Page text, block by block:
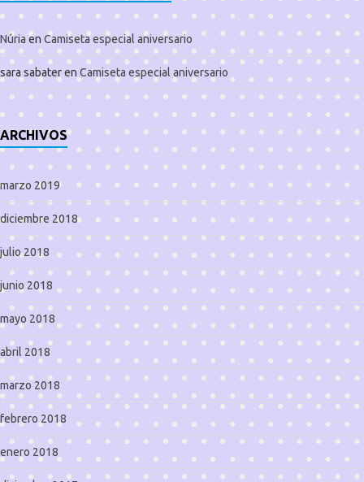
Núria en Camiseta especial aniversario
sara sabateren Camiseta especial aniversario
ARCHIVOS
marzo 2019
diciembre 2018
julio 2018
junio 2018
mayo 2018
abril 2018
marzo 2018
febrero 2018
enero 2018